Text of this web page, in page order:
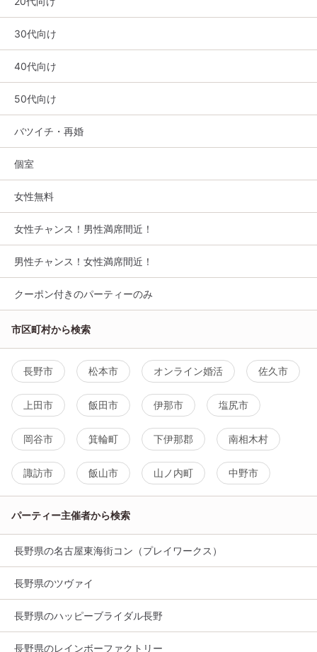
30代向け
40代向け
50代向け
バツイチ・再婚
個室
女性無料
女性チャンス！男性満席間近！
男性チャンス！女性満席間近！
クーポン付きのパーティーのみ
市区町村から検索
長野市 松本市 オンライン婚活 佐久市
上田市 飯田市 伊那市 塩尻市
岡谷市 箕輪町 下伊那郡 南相木村
諏訪市 飯山市 山ノ内町 中野市
パーティー主催者から検索
長野県の名古屋東海街コン（プレイワークス）
長野県のツヴァイ
長野県のハッピーブライダル長野
長野県のレインボーファクトリー